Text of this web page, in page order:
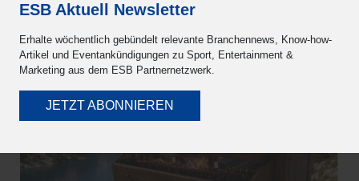
ESB Aktuell Newsletter
Erhalte wöchentlich gebündelt relevante Branchennews, Know-how-
Artikel und Eventankündigungen zu Sport, Entertainment &
Marketing aus dem ESB Partnernetzwerk.
JETZT ABONNIEREN